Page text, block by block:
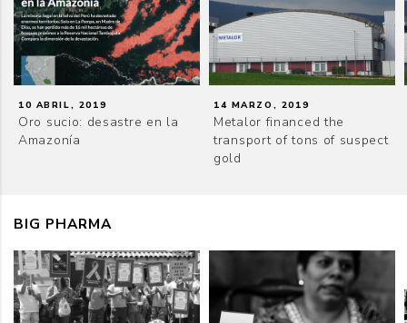
10 ABRIL, 2019
Oro sucio: desastre en la
Amazonía
14 MARZO, 2019
Metalor financed the
transport of tons of suspect
gold
BIG PHARMA